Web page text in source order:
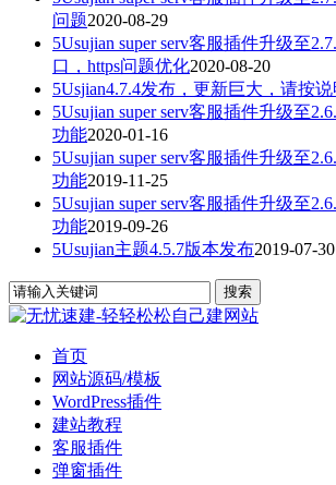
问题2020-08-29
5Usujian super serv客服插件升级至
口，https问题优化2020-08-20
5Usjian4.7.4发布，更新巨大，请按
5Usujian super serv客服插件升级至
功能2020-01-16
5Usujian super serv客服插件升级至
功能2019-11-25
5Usujian super serv客服插件升级至
功能2019-09-26
5Usujian主题4.5.7版本发布2019-07-30
首页
网站源码/模板
WordPress插件
建站教程
客服插件
弹窗插件